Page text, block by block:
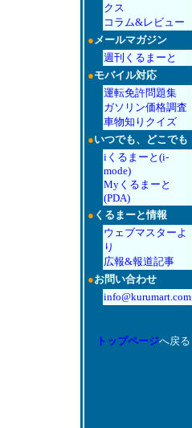
クス
コラム&レビュー
●メールマガジン
週刊くるまーと
●モバイル対応
運転免許問題集
ガソリン価格調査
車物知りクイズ
●いつでも、どこでも
iくるまーと(i-
mode)
Myくるまーと
(PDA)
● くるまーと情報
ウェブマスターよ
り
広報&報道記事
●お問い合わせ
info@kurumart.com
トップページへ戻る